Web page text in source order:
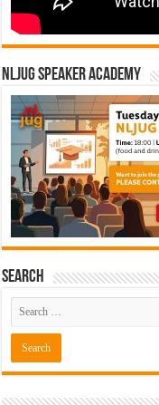
NLJUG Speaker Academy
Search